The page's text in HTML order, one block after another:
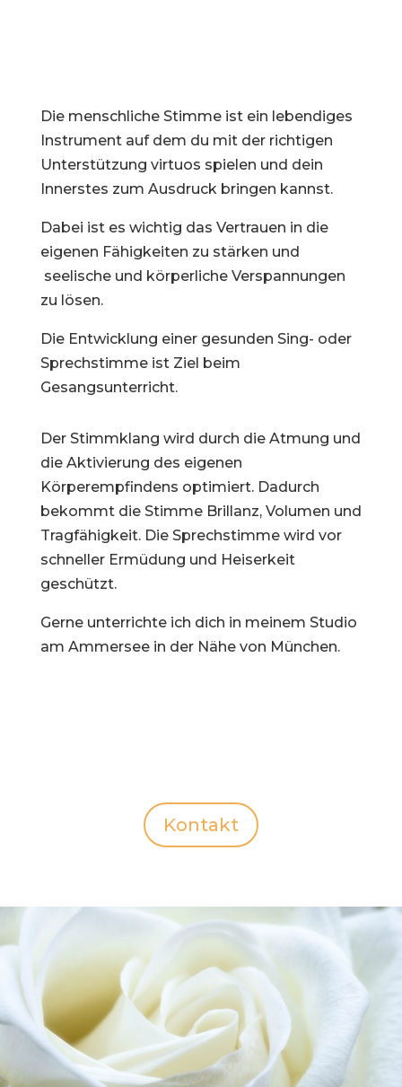
Die menschliche Stimme ist ein lebendiges
Instrument auf dem du mit der richtigen
Unterstützung virtuos spielen und dein
Innerstes zum Ausdruck bringen kannst.
Dabei ist es wichtig das Vertrauen in die
eigenen Fähigkeiten zu stärken und
seelische und körperliche Verspannungen
zu lösen.
Die Entwicklung einer gesunden Sing- oder
Sprechstimme ist Ziel beim
Gesangsunterricht.
Der Stimmklang wird durch die Atmung und
die Aktivierung des eigenen
Körperempfindens optimiert. Dadurch
bekommt die Stimme Brillanz, Volumen und
Tragfähigkeit. Die Sprechstimme wird vor
schneller Ermüdung und Heiserkeit
geschützt.
Gerne unterrichte ich dich in meinem Studio
am Ammersee in der Nähe von München.
Kontakt